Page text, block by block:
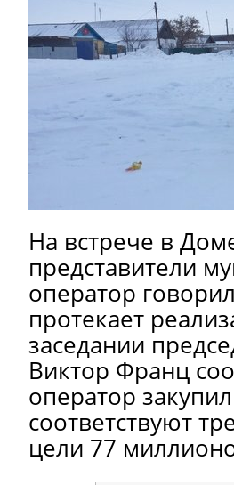
На встрече в
представители
оператор
протекает
заседании
Виктор Франц
оператор
соответствуют
цели 77